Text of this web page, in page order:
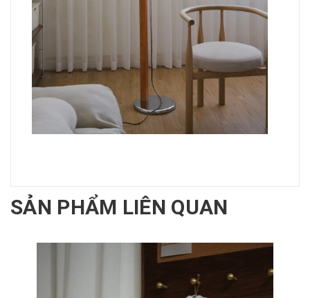
SẢN PHẨM LIÊN QUAN